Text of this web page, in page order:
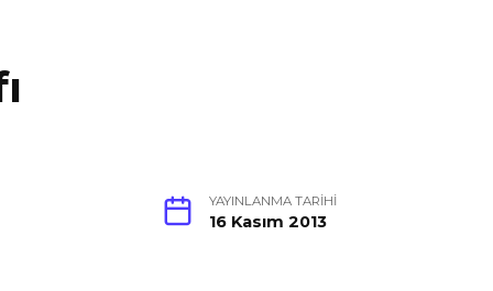
YAYINLANMA TARIHI
16 Kasım 2013